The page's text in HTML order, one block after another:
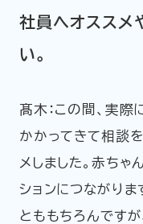
社員へオススメ
い。
髙木：この間、実
かかってきて相談
メしました。赤ち
ションにつながりま
とももちろんです